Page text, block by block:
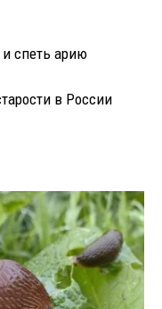
спеть арию
в России